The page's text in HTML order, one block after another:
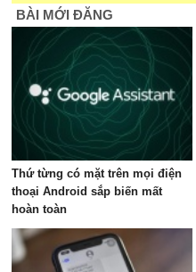
BÀI MỚI ĐĂNG
Thứ từng có mặt trên mọi điện
thoại Android sắp biến mất
hoàn toàn